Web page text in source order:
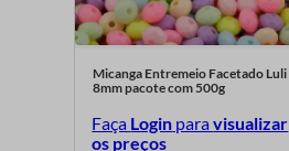
Micanga Entremeio Facetado Luli
8mm pacote com 500g
Faça Login paravisualizar
os preços